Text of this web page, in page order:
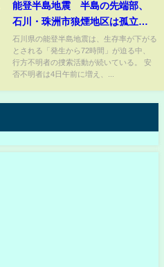
能登半島地震 半島の先端部、
石川・珠洲市狼煙地区は孤立状
態続く 孤立人数も把握できず
石川県の能登半島地震は、生存率が下がる
とされる「発生から72時間」が迫る中、
行方不明者の捜索活動が続いている。 安
否不明者は4日午前に増え、...